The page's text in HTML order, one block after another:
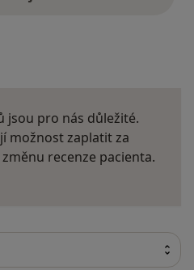
jsou pro nás důležité.
možnost zaplatit za
recenze pacienta.